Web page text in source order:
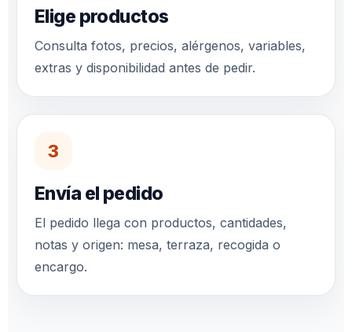
Elige productos
Consulta fotos, precios, alérgenos, variables,
extras y disponibilidad antes de pedir.
3
Envía el pedido
El pedido llega con productos, cantidades,
notas y origen: mesa, terraza, recogida o
encargo.